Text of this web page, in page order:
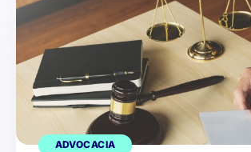
ADVOCACIA